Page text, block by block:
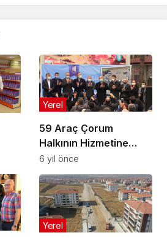
59 Araç Çorum
Halkının Hizmetine
Sunuldu
Yerel
6 yıl önce
Yerel